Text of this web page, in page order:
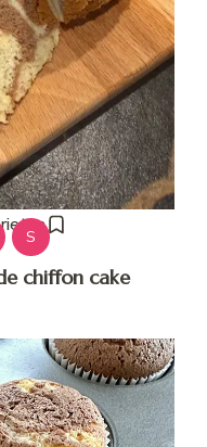
S
chiffon cake